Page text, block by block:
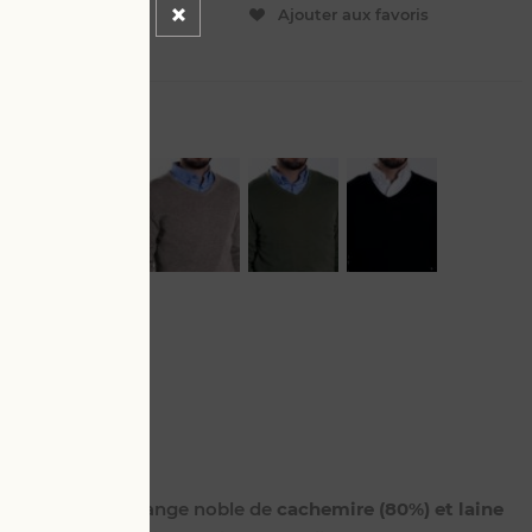
Ajouter aux favoris
dans un mélange noble de cachemire (80%) et laine